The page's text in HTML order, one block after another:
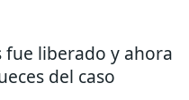
fue liberado y ahora
del caso